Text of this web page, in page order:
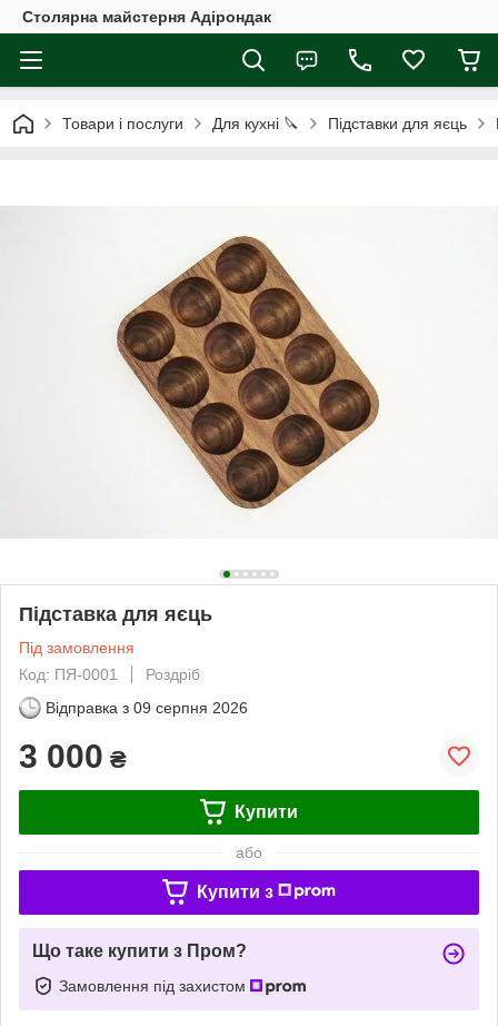
Столярна майстерня Адірондак
Товари і послуги Для кухні 🔪 Підставки для яєць
Підставка для яєць
Під замовлення
Код: ПЯ-0001
Роздріб
Відправка з 09 серпня 2026
3 000 ₴
Купити
або
Купити з
Що таке купити з Пром?
Замовлення під захистом